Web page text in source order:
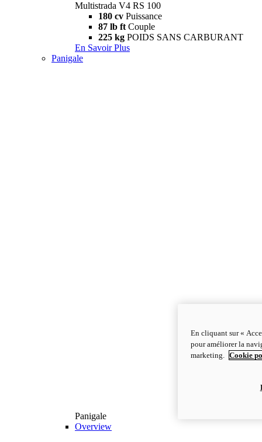
Multistrada V4 RS 100
180 cv Puissance
87 lb ft Couple
225 kg POIDS SANS CARBURANT
En Savoir Plus
Panigale
Panigale
Overview
En cliquant sur «
pour améliorer la
marketing.
Cookie